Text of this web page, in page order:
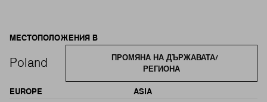
МЕСТОПОЛОЖЕНИЯ В
Poland
ПРОМЯНА НА ДЪРЖАВАТА/
РЕГИОНА
EUROPE ASIA